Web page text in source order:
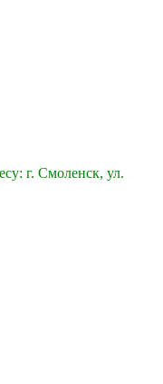
г. Смоленск, ул.